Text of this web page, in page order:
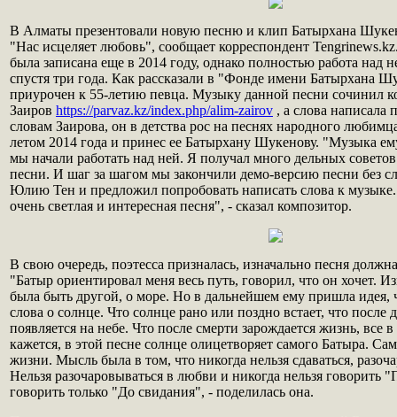
В Алматы презентовали новую песню и клип Батырхана
"Нас исцеляет любовь", сообщает корреспондент
была записана еще в 2014 году, однако полностью работа над
спустя три года. Как рассказали в "Фонде имени Батырхана
приурочен к 55-летию певца. Музыку данной песни сочинил
Заиров https://parvaz.kz/index.php/alim-zairov , а слова написала
словам Заирова, он в детства рос на песнях народного
летом 2014 года и принес ее Батырхану Шукенову. "Музыка
мы начали работать над ней. Я получал много дельных
песни. И шаг за шагом мы закончили демо-версию песни без
Юлию Тен и предложил попробовать написать слова к музыке.
очень светлая и интересная песня", - сказал композитор.
В свою очередь, поэтесса призналась, изначально песня
"Батыр ориентировал меня весь путь, говорил, что он хочет.
была быть другой, о море. Но в дальнейшем ему пришла идея,
слова о солнце. Что солнце рано или поздно встает, что после
появляется на небе. Что после смерти зарождается жизнь,
кажется, в этой песне солнце олицетворяет самого Батыра.
жизни. Мысль была в том, что никогда нельзя сдаваться,
Нельзя разочаровываться в любви и никогда нельзя
говорить только "До свидания", - поделилась она.